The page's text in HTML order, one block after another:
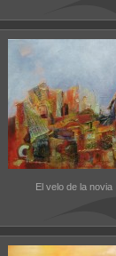
El velo de la novia